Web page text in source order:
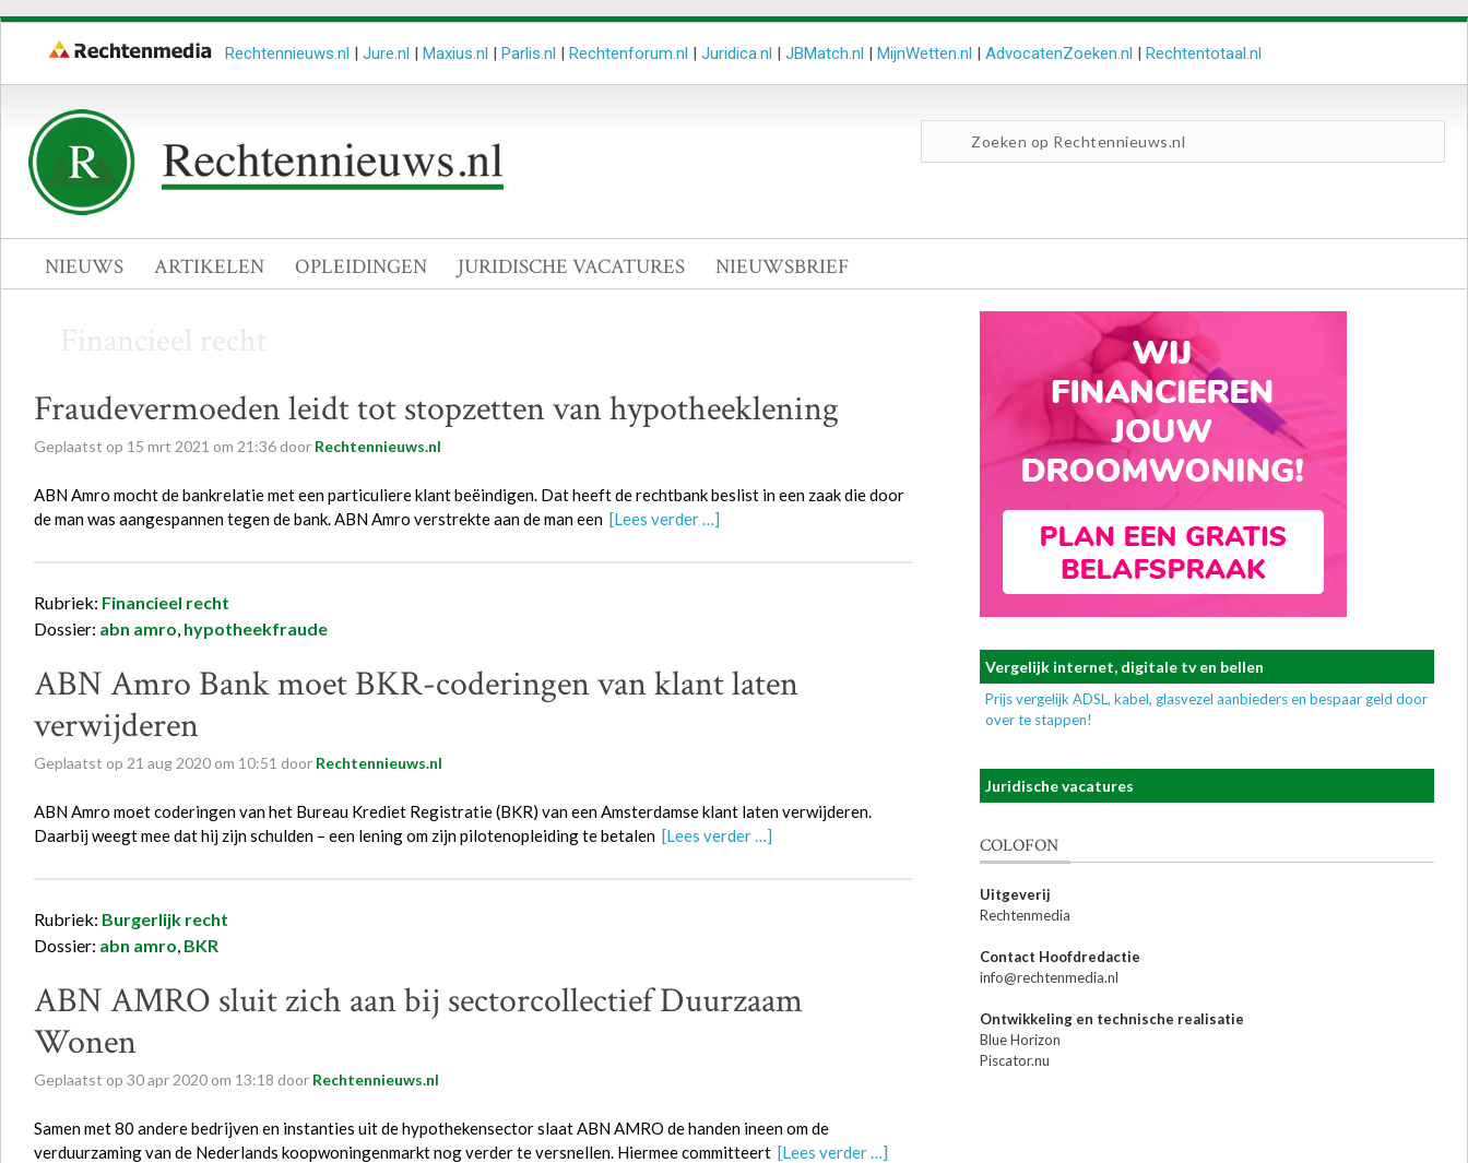
Rechtennieuws.nl | Jure.nl | Maxius.nl | Parlis.nl | Rechtenforum.nl | Juridica.nl | JBMatch.nl | MijnWetten.nl | AdvocatenZoeken.nl | Rechtentotaal.nl
NIEUWS ARTIKELEN OPLEIDINGEN JURIDISCHE VACATURES NIEUWSBRIEF
Fraudevermoeden leidt tot stopzetten van hypotheeklening
Geplaatst op 15 mrt 2021 om 21:36 door Rechtennieuws.nl
ABN Amro mocht de bankrelatie met een particuliere klant beëindigen. Dat heeft de rechtbank beslist in een zaak die door
de man was aangespannen tegen de bank. ABN Amro verstrekte aan de man een [Lees verder …]
Rubriek: Financieel recht
Dossier: abn amro, hypotheekfraude
ABN Amro Bank moet BKR-coderingen van klant laten
verwijderen
Geplaatst op 21 aug 2020 om 10:51 door Rechtennieuws.nl
ABN Amro moet coderingen van het Bureau Krediet Registratie (BKR) van een Amsterdamse klant laten verwijderen.
Daarbij weegt mee dat hij zijn schulden – een lening om zijn pilotenopleiding te betalen [Lees verder …]
Rubriek: Burgerlijk recht
Dossier: abn amro, BKR
ABN AMRO sluit zich aan bij sectorcollectief Duurzaam
Wonen
Geplaatst op 30apr 2020 om 13:18 door Rechtennieuws.nl
Samen met 80 andere bedrijven en instanties uit de hypothekensector slaat ABN AMRO de handen ineen om de
verduurzaming van de Nederlands koopwoningenmarkt nog verder te versnellen. Hiermee committeert [Lees verder …]
Vergelijk internet, digitale tv en bellen
Prijs vergelijk ADSL, kabel, glasvezel aanbieders en bespaar geld door
over te stappen!
Juridische vacatures
COLOFON
Uitgeverij
Rechtenmedia
Contact Hoofdredactie
info@rechtenmedia.nl
Ontwikkeling en technische realisatie
Blue Horizon
Piscator.nu